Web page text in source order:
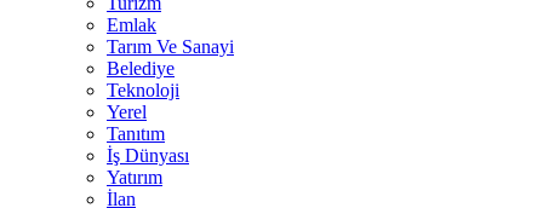
Emlak
Tarım Ve Sanayi
Belediye
Teknoloji
Yerel
Tanıtım
İş Dünyası
Yatırım
İlan